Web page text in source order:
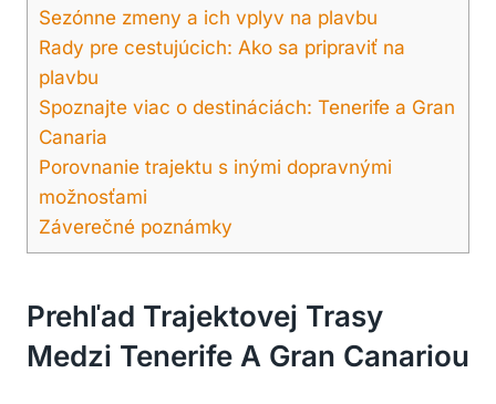
Sezónne zmeny a ich vplyv na plavbu
Rady pre cestujúcich: Ako sa pripraviť na
plavbu
Spoznajte viac o destináciách: Tenerife a Gran
Canaria
Porovnanie trajektu s inými dopravnými
možnosťami
Záverečné poznámky
Prehľad Trajektovej Trasy
Medzi Tenerife A Gran Canariou